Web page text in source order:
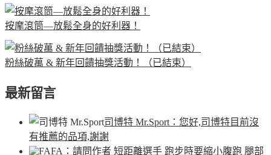
按摩滾筒—放鬆全身的好利器！
粉絲破萬 & 新年回饋抽獎活動！（已結束）
最新留言
司博特 Mr.Sport ：您好,司博特目前沒
有推薦的品項,謝謝
FA ：請問作者 短距離選手 跑步時要縮小腹跑 腿部